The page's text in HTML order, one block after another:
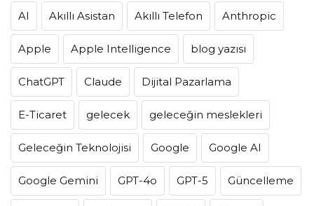
AI Akıllı Asistan Akıllı Telefon Anthropic
Apple Apple Intelligence blog yazısı
ChatGPT Claude Dijital Pazarlama
E-Ticaret gelecek geleceğin meslekleri
Geleceğin Teknolojisi Google Google AI
Google Gemini GPT-4o GPT-5 Güncelleme